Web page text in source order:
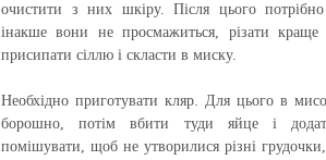
очистити з них шкіру. Після цього потрібно
інакше вони не просмажиться, різати краще
присипати сіллю і скласти в миску.
Необхідно приготувати кляр. Для цього в
борошно, потім вбити туди яйце і
помішувати, щоб не утворилися різні